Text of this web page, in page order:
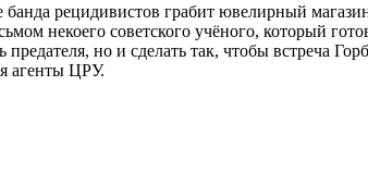
рецидивистов грабит ювелирный
некоего советского учёного, который
но и сделать так, чтобы встреча
агенты ЦРУ.